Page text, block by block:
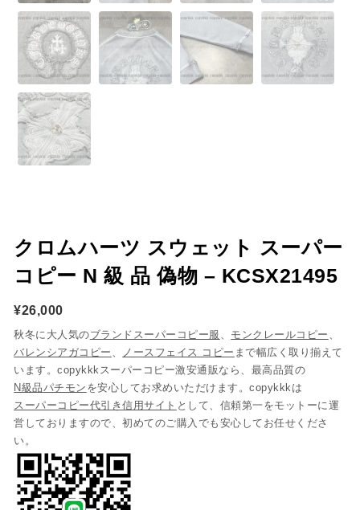
クロムハーツ スウェット スーパー
コピー N 級 品 偽物 – KCSX21495
¥26,000
秋冬に大人気のブランドスーパーコピー服 、 モンクレールコピー 、
バレンシアガコピー 、 ノースフェイス コピー まで幅広く取り揃えて
います。copykkkスーパーコピー激安通販なら、最高品質の
N級品パチモン を安心してお求めいただけます。copykkkは
スーパーコピー代引き信用サイト として、信頼第一をモットーに運
営しておりますので、初めてのご購入でも安心してお任せくださ
い。